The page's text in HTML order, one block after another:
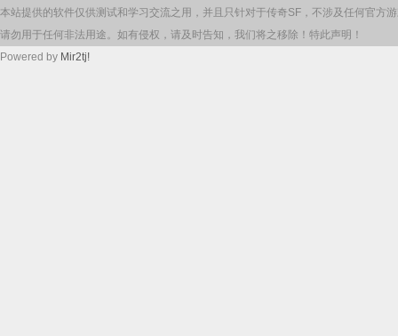
本站提供的软件仅供测试和学习交流之用，并且只针对于传奇SF，不涉及任何官方
请勿用于任何非法用途。如有侵权，请及时告知，我们将之移除！特此声明！
Powered by Mir2tj!